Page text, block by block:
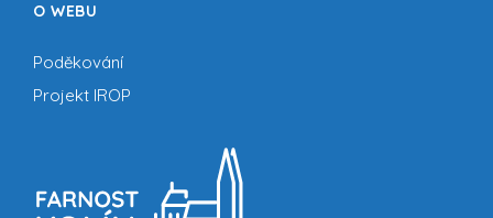
O WEBU
Poděkování
Projekt IROP